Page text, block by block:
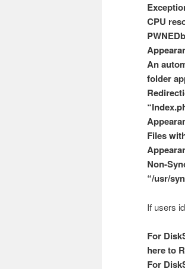
CPU
An
folder
Files
Non-
“/usr/
If users
For
here to
For